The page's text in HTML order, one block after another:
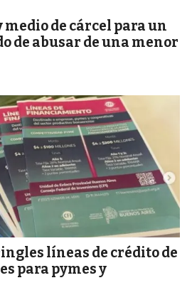
medio de cárcel para un
de abusar de una menor
líneas de crédito de
para pymes y